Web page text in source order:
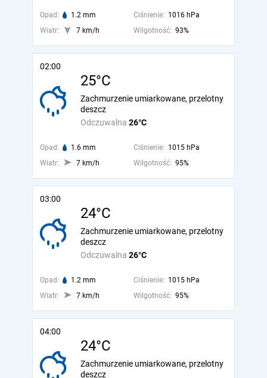
Opad: 1.2 mm Ciśnienie: 1016 hPa
Wiatr:
7 km/h Wilgotność: 93%
02:00
25°C
Odczuwalna 26°C
Zachmurzenie umiarkowane, przelotny
deszcz
Opad: 1.6 mm Ciśnienie: 1015 hPa
Wiatr:
7 km/h Wilgotność: 95%
03:00
24°C
Odczuwalna 26°C
Zachmurzenie umiarkowane, przelotny
deszcz
Opad: 1.2 mm Ciśnienie: 1015 hPa
Wiatr:
7 km/h Wilgotność: 95%
04:00
24°C
Zachmurzenie umiarkowane, przelotny
deszcz